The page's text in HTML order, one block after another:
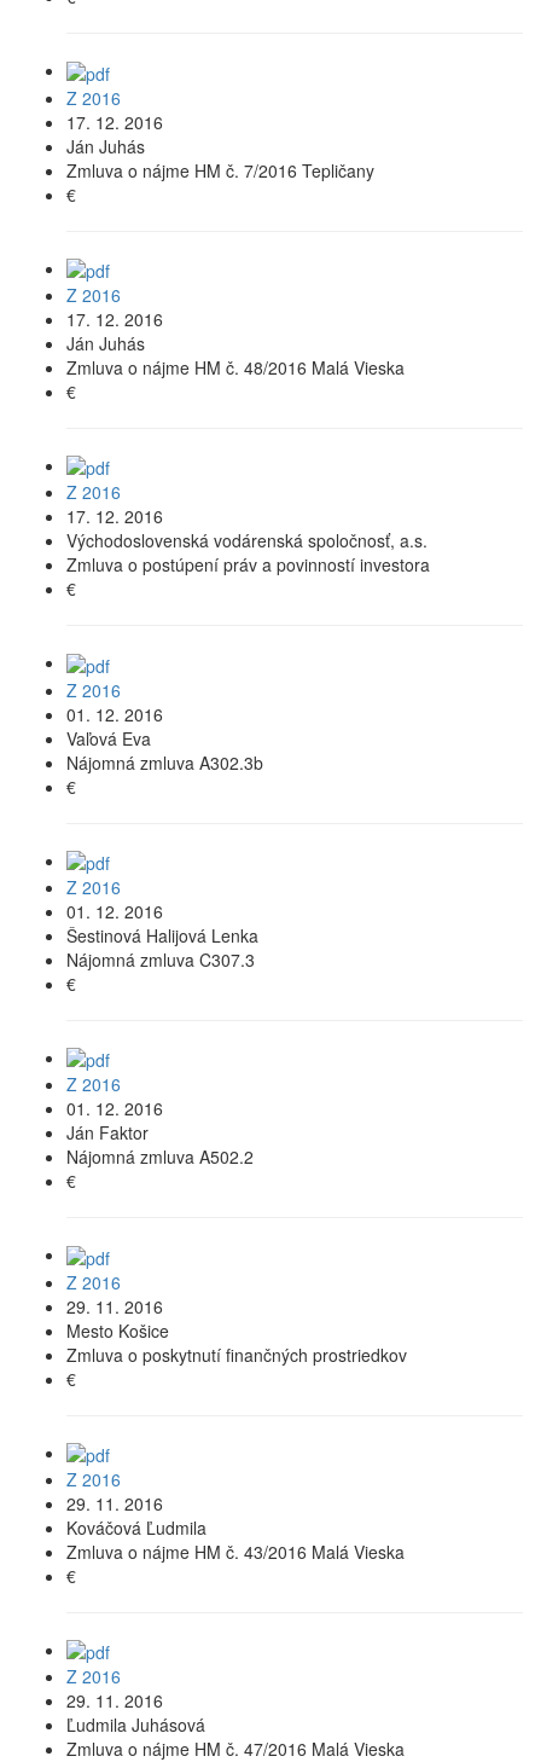
Z 2016
17. 12. 2016
Ján Juhás
Zmluva o nájme HM č. 7/2016 Tepličany
€
Z 2016
17. 12. 2016
Ján Juhás
Zmluva o nájme HM č. 48/2016 Malá Vieska
€
Z 2016
17. 12. 2016
Východoslovenská vodárenská spoločnosť, a.s.
Zmluva o postúpení práv a povinností investora
€
Z 2016
01. 12. 2016
Vaľová Eva
Nájomná zmluva A302.3b
€
Z 2016
01. 12. 2016
Šestinová Halijová Lenka
Nájomná zmluva C307.3
€
Z 2016
01. 12. 2016
Ján Faktor
Nájomná zmluva A502.2
€
Z 2016
29. 11. 2016
Mesto Košice
Zmluva o poskytnutí finančných prostriedkov
€
Z 2016
29. 11. 2016
Kováčová Ľudmila
Zmluva o nájme HM č. 43/2016 Malá Vieska
€
Z 2016
29. 11. 2016
Ľudmila Juhásová
Zmluva o nájme HM č. 47/2016 Malá Vieska